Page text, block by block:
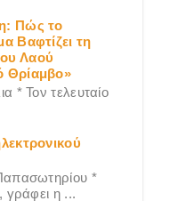
Πώς το
Βαφτίζει τη
Λαού
Θρίαμβο»
* Τον τελευταίο
*
γράφει η ...